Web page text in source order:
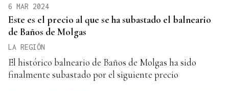
6 MAR 2024
Este es el precio al que se ha subastado el balneario
de Baños de Molgas
LA REGIÓN
El histórico balneario de Baños de Molgas ha sido
finalmente subastado por el siguiente precio